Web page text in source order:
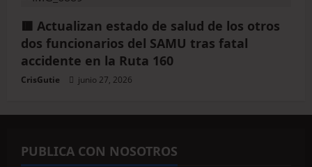
🟥 Actualizan estado de salud de los otros
dos funcionarios del SAMU tras fatal
accidente en la Ruta 160
CrisGutie junio 27, 2026
PUBLICA CON NOSOTROS